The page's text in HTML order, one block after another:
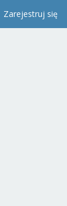
Zarejestruj się